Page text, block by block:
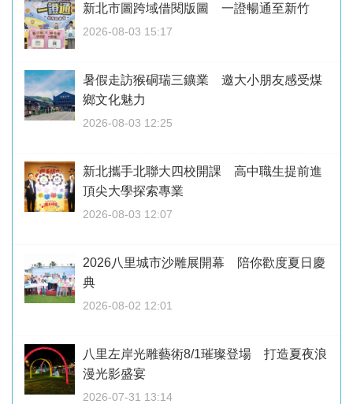
新北市圖跨域借閱版圖 一證暢通至新竹
2026-08-03 15:17
暑假走訪猴硐瑞三鑛業 邀大小朋友感受煤
鄉文化魅力
2026-08-03 12:25
新北攜手北聯大四校開課 高中職生提前進
頂尖大學探索專業
2026-08-03 12:07
2026八里城市沙雕展開幕 陪你歡度夏日慶
典
2026-08-02 12:01
八里左岸光雕藝術8/1璀璨登場 打造夏夜浪
漫光影盛宴
2026-07-31 13:14